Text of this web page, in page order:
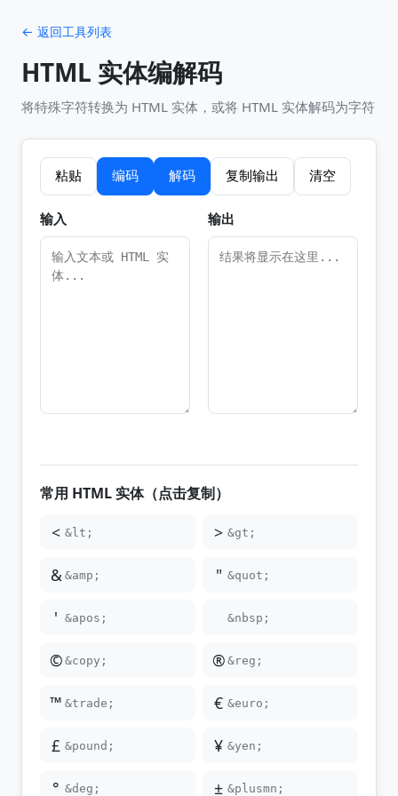
← 返回工具列表
HTML 实体编解码
将特殊字符转换为 HTML 实体，或将 HTML 实体解码为字符
粘贴 编码 解码 复制输出 清空
输入 输出
常用 HTML 实体（点击复制）
< &lt; > &gt;
& &amp; " &quot;
' &apos; &nbsp;
© &copy; ® &reg;
™ &trade; € &euro;
£ &pound; ¥ &yen;
° &deg; ± &plusmn;